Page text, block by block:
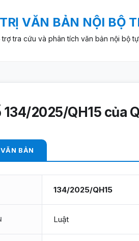
VĂN BẢN NỘI BỘ
trợ tra cứu và phân tích văn bản nội bộ
134/2025/QH15 của
BẢN
134/2025/QH15
Luật